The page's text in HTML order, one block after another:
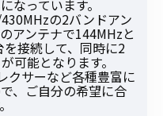
なっています。
の2バンドアン
アンテナで144MHzと
接続して、同時に2
可能となります。
クサーなど各種豊富に
、ご自分の希望に合